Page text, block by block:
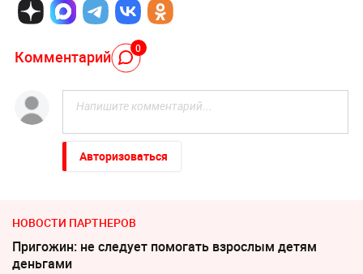
Комментарий 0
Авторизоваться
НОВОСТИ ПАРТНЕРОВ
Пригожин: не следует помогать взрослым детям
деньгами